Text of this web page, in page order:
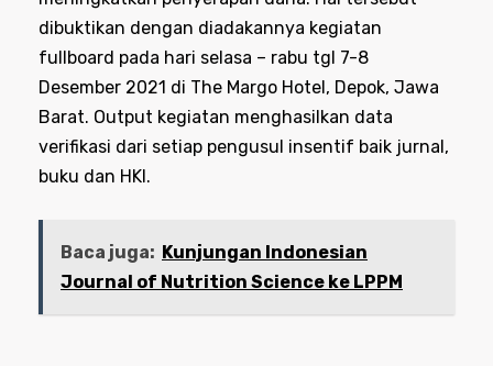
dibuktikan dengan diadakannya kegiatan
fullboard pada hari selasa – rabu tgl 7-8
Desember 2021 di The Margo Hotel, Depok, Jawa
Barat. Output kegiatan menghasilkan data
verifikasi dari setiap pengusul insentif baik jurnal,
buku dan HKI.
Baca juga: Kunjungan Indonesian
Journal of Nutrition Science ke LPPM